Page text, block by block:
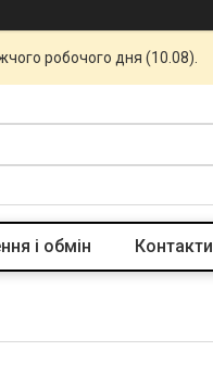
робочого дня (10.08).
і обмін Контакти